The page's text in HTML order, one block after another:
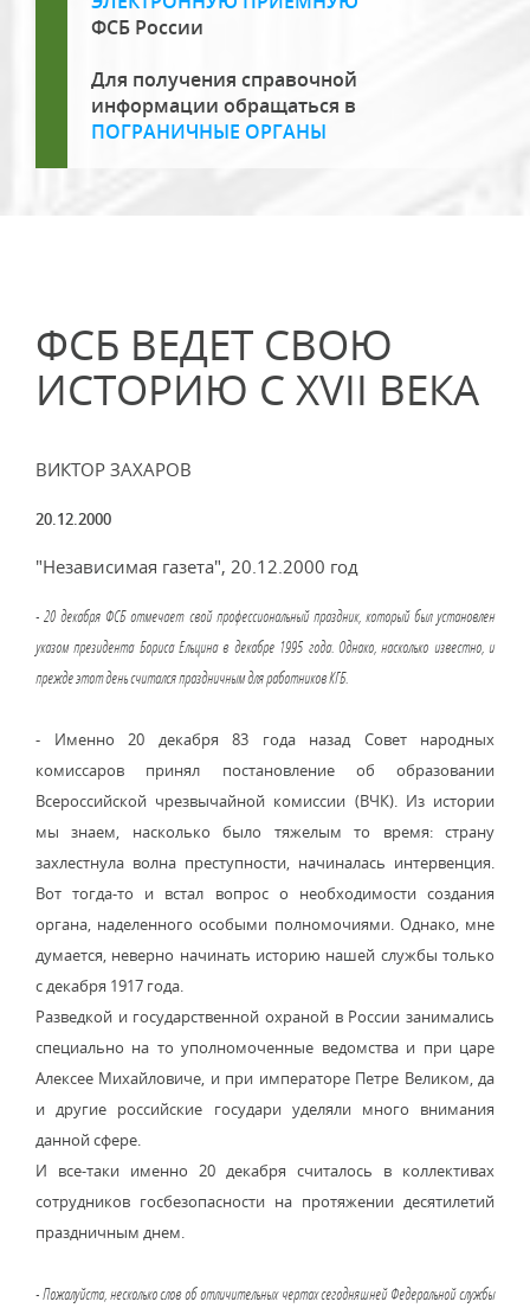
ФСБ России
Для получения справочной
информации обращаться в
ПОГРАНИЧНЫЕ ОРГАНЫ
ФСБ ВЕДЕТ СВОЮ
ИСТОРИЮ С XVII ВЕКА
ВИКТОР ЗАХАРОВ
20.12.2000
"Независимая газета", 20.12.2000 год
- 20 декабря ФСБ отмечает свой профессиональный праздник, который был установлен
указом президента Бориса Ельцина в декабре 1995 года. Однако, насколько известно, и
прежде этот день считался праздничным для работников КГБ.
- Именно 20 декабря 83 года назад Совет народных
комиссаров принял постановление об образовании
Всероссийской чрезвычайной комиссии (ВЧК). Из истории
мы знаем, насколько было тяжелым то время: страну
захлестнула волна преступности, начиналась интервенция.
Вот тогда-то и встал вопрос о необходимости создания
органа, наделенного особыми полномочиями. Однако, мне
думается, неверно начинать историю нашей службы только
с декабря 1917 года.
Разведкой и государственной охраной в России занимались
специально на то уполномоченные ведомства и при царе
Алексее Михайловиче, и при императоре Петре Великом, да
и другие российские государи уделяли много внимания
данной сфере.
И все-таки именно 20 декабря считалось в коллективах
сотрудников госбезопасности на протяжении десятилетий
праздничным днем.
- Пожалуйста, несколько слов об отличительных чертах сегодняшней Федеральной службы